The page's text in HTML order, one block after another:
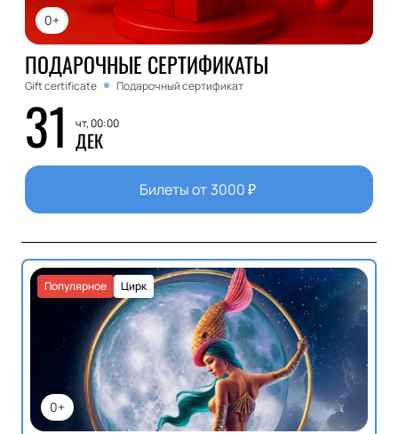
0+
ПОДАРОЧНЫЕ СЕРТИФИКАТЫ
Gift certificate Подарочный сертификат
31 чт, 00:00
ДЕК
Билеты от 3000₽
0+
Цирк
Популярное